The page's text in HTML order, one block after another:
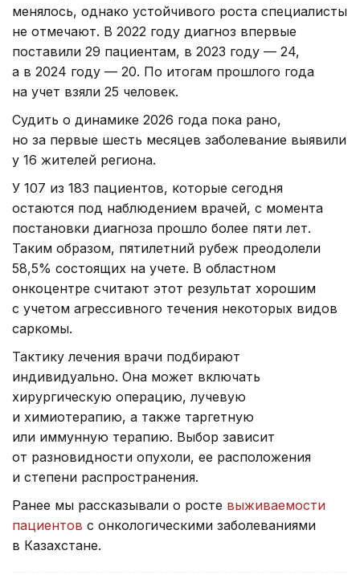
менялось, однако устойчивого роста специалисты
не отмечают. В 2022 году диагноз впервые
поставили 29 пациентам, в 2023 году — 24,
а в 2024 году — 20. По итогам прошлого года
на учет взяли 25 человек.
Судить о динамике 2026 года пока рано,
но за первые шесть месяцев заболевание выявили
у 16 жителей региона.
У 107 из 183 пациентов, которые сегодня
остаются под наблюдением врачей, с момента
постановки диагноза прошло более пяти лет.
Таким образом, пятилетний рубеж преодолели
58,5% состоящих на учете. В областном
онкоцентре считают этот результат хорошим
с учетом агрессивного течения некоторых видов
саркомы.
Тактику лечения врачи подбирают
индивидуально. Она может включать
хирургическую операцию, лучевую
и химиотерапию, а также таргетную
или иммунную терапию. Выбор зависит
от разновидности опухоли, ее расположения
и степени распространения.
Ранее мы рассказывали о росте выживаемости
пациентов с онкологическими заболеваниями
в Казахстане.